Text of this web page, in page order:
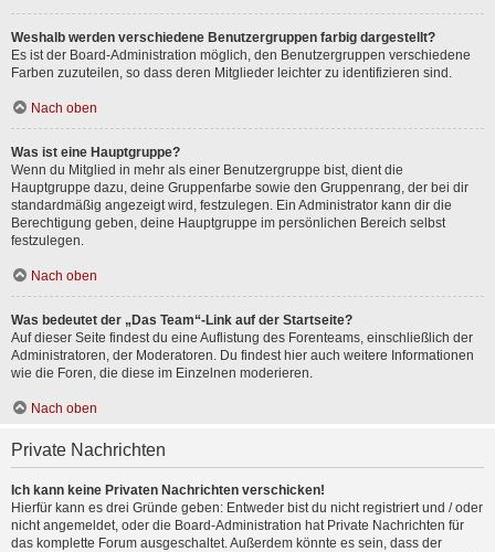
Weshalb werden verschiedene Benutzergruppen farbig dargestellt?
Es ist der Board-Administration möglich, den Benutzergruppen verschiedene
Farben zuzuteilen, so dass deren Mitglieder leichter zu identifizieren sind.
Nach oben
Was ist eine Hauptgruppe?
Wenn du Mitglied in mehr als einer Benutzergruppe bist, dient die
Hauptgruppe dazu, deine Gruppenfarbe sowie den Gruppenrang, der bei dir
standardmäßig angezeigt wird, festzulegen. Ein Administrator kann dir die
Berechtigung geben, deine Hauptgruppe im persönlichen Bereich selbst
festzulegen.
Nach oben
Was bedeutet der „Das Team“-Link auf der Startseite?
Auf dieser Seite findest du eine Auflistung des Forenteams, einschließlich der
Administratoren, der Moderatoren. Du findest hier auch weitere Informationen
wie die Foren, die diese im Einzelnen moderieren.
Nach oben
Private Nachrichten
Ich kann keine Privaten Nachrichten verschicken!
Hierfür kann es drei Gründe geben: Entweder bist du nicht registriert und / oder
nicht angemeldet, oder die Board-Administration hat Private Nachrichten für
das komplette Forum ausgeschaltet. Außerdem könnte es sein, dass der